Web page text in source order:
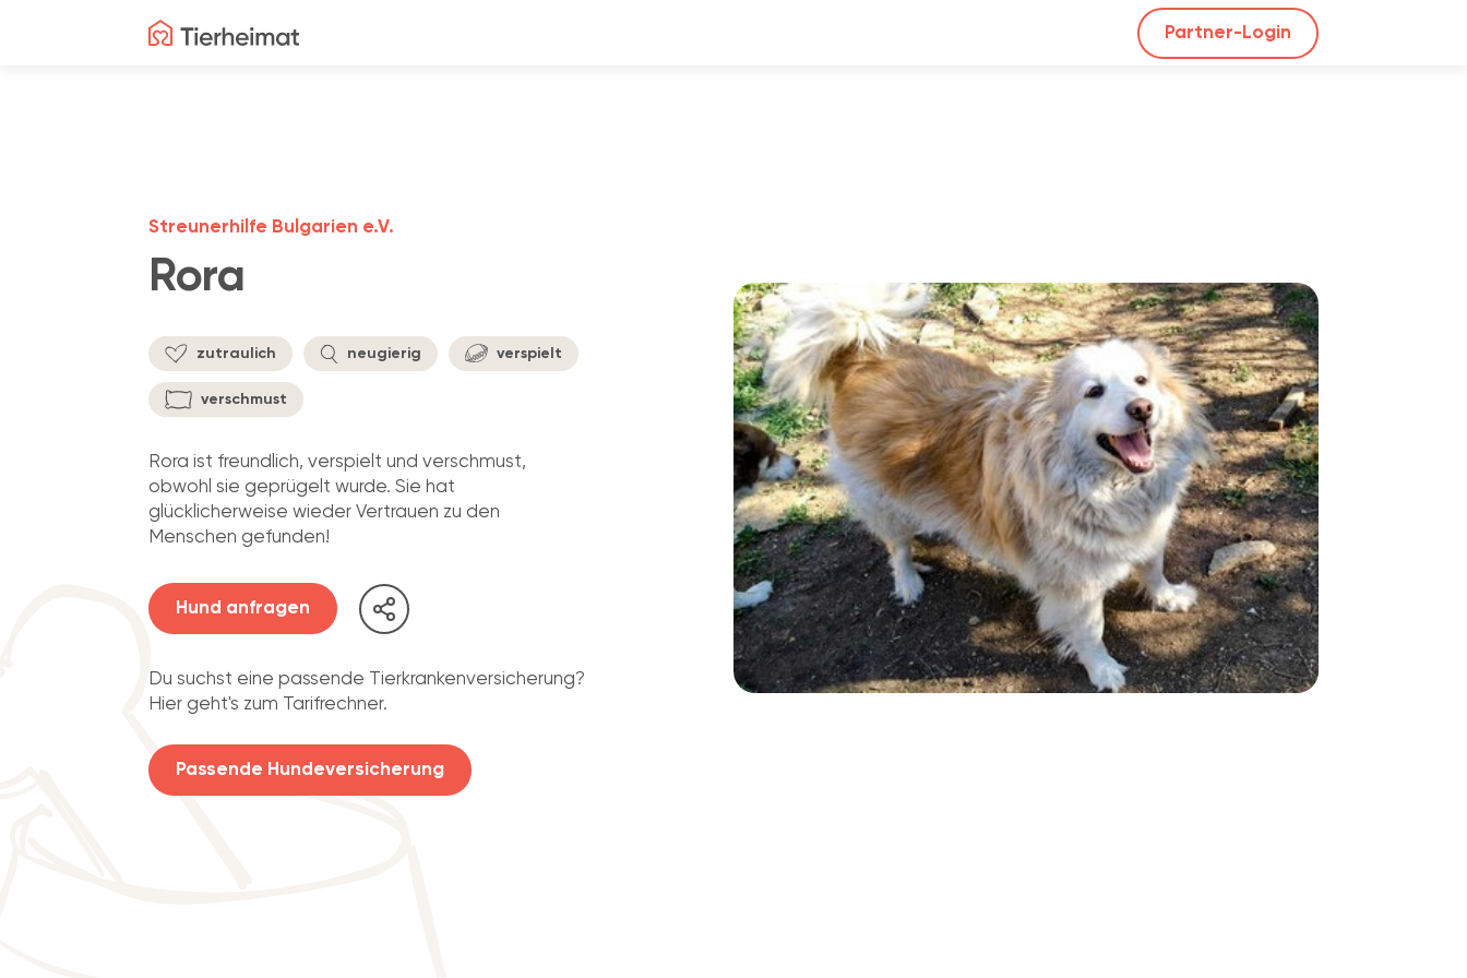
Partner-Login
Rora
Streunerhilfe Bulgarien e.V.
zutraulich neugierig verspielt
verschmust
Rora ist freundlich, verspielt und verschmust,
obwohl sie geprügelt wurde. Sie hat
glücklicherweise wieder Vertrauen zu den
Menschen gefunden!
Hund anfragen
Du suchst eine passende Tierkrankenversicherung?
Hier geht's zum Tarifrechner.
Passende Hundeversicherung